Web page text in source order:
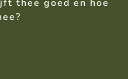
thee goed en hoe